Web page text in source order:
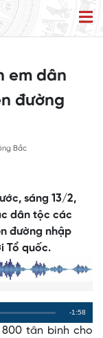
em dân
đường
Bắc
sáng 13/2,
dân tộc các
đường nhập
Tổ quốc.
Remaining
Time
-1:58
tân binh cho